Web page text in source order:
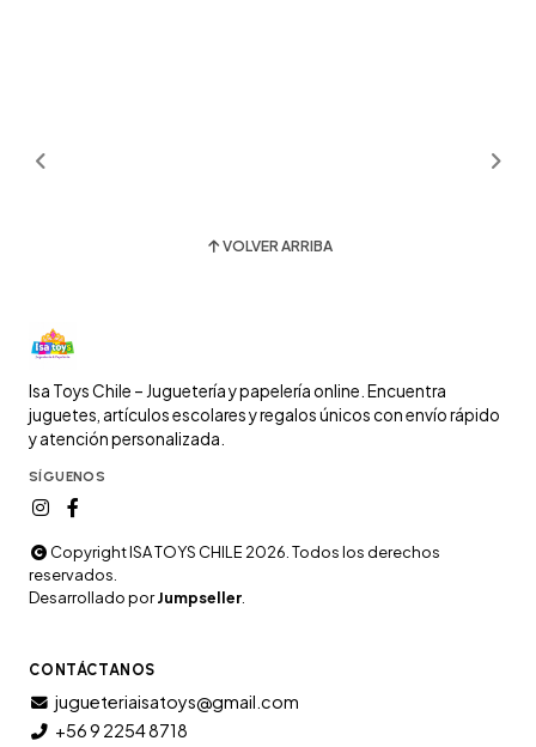
VOLVER ARRIBA
Isa Toys Chile – Juguetería y papelería online. Encuentra
juguetes, artículos escolares y regalos únicos con envío rápido
y atención personalizada.
SÍGUENOS
Copyright ISA TOYS CHILE 2026. Todos los derechos
reservados.
Desarrollado porJumpseller.
CONTÁCTANOS
jugueteriaisatoys@gmail.com
+56 9 2254 8718